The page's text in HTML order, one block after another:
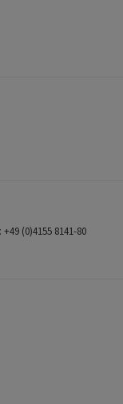
(0)4155 8141-80